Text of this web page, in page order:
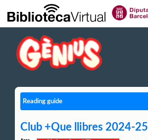
Skip to Main Content
Reading guide
Club +Que llibres 2024-25